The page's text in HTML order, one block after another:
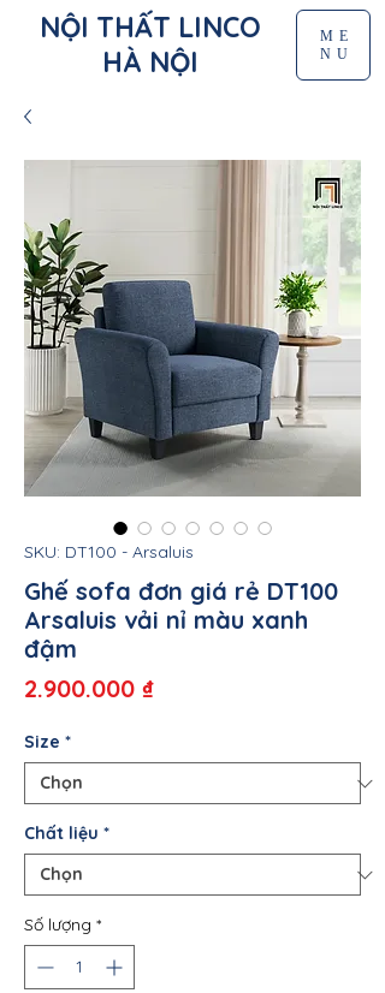
NỘI THẤT LINCO
HÀ NỘI
ME
NU
SKU: DT100 - Arsaluis
Ghế sofa đơn giá rẻ DT100
Arsaluis vải nỉ màu xanh
đậm
2.900.000 ₫Giá
Size *
Chất liệu *
Số lượng *